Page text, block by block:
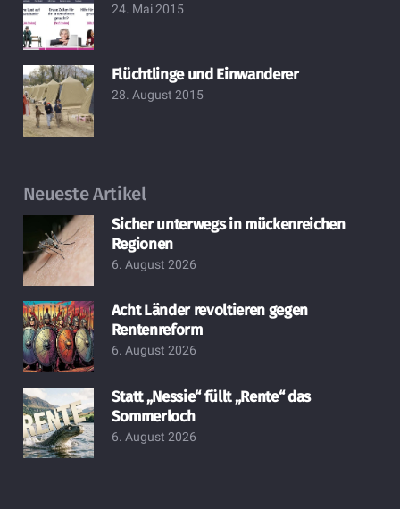
24. Mai 2015
Flüchtlinge und Einwanderer
28. August 2015
Neueste Artikel
Sicher unterwegs in mückenreichen
Regionen
6. August 2026
Acht Länder revoltieren gegen
Rentenreform
6. August 2026
Statt „Nessie“ füllt „Rente“ das
Sommerloch
6. August 2026